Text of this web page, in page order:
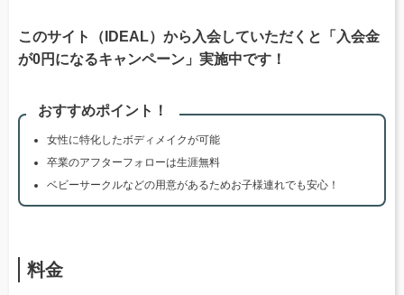
このサイト（IDEAL）から入会していただくと「入会金
が0円になるキャンペーン」実施中です！
おすすめポイント！
女性に特化したボディメイクが可能
卒業のアフターフォローは生涯無料
ベビーサークルなどの用意があるためお子様連れでも安心！
料金